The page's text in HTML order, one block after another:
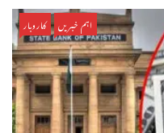
اہم خبریں کاروبار